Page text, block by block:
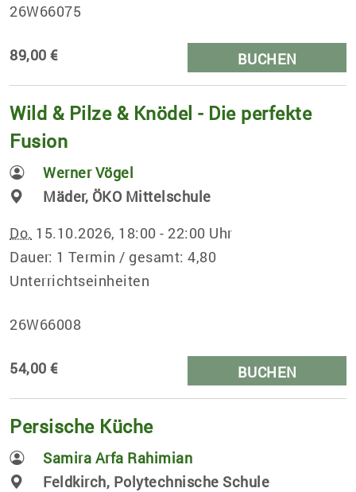
26W66075
89,00 € BUCHEN
Wild & Pilze & Knödel - Die perfekte
Fusion
Werner Vögel
Mäder, ÖKO Mittelschule
Do. 15.10.2026, 18:00 - 22:00 Uhr
Dauer: 1 Termin / gesamt: 4,80
Unterrichtseinheiten
26W66008
54,00 € BUCHEN
Persische Küche
Samira Arfa Rahimian
Feldkirch, Polytechnische Schule